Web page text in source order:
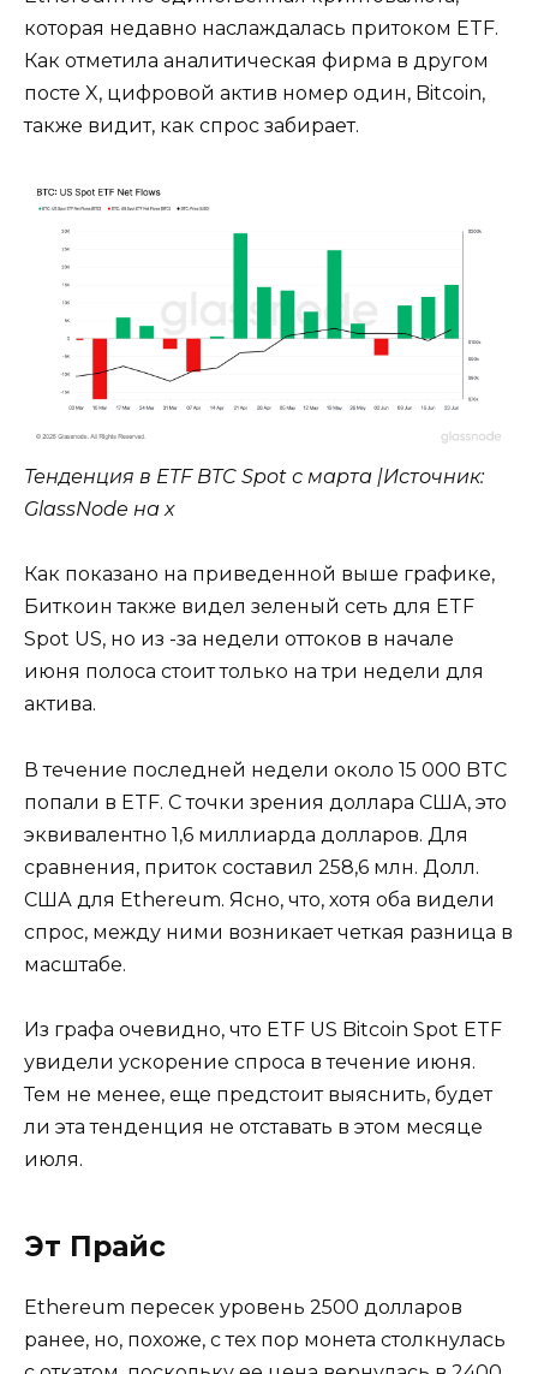
которая недавно наслаждалась притоком ETF.
Как отметила аналитическая фирма в другом
посте X, цифровой актив номер один, Bitcoin,
также видит, как спрос забирает.
Тенденция в ETF BTC Spot с марта |Источник:
GlassNode на x
Как показано на приведенной выше графике,
Биткоин также видел зеленый сеть для ETF
Spot US, но из -за недели оттоков в начале
июня полоса стоит только на три недели для
актива.
В течение последней недели около 15 000 BTC
попали в ETF. С точки зрения доллара США, это
эквивалентно 1,6 миллиарда долларов. Для
сравнения, приток составил 258,6 млн. Долл.
США для Ethereum. Ясно, что, хотя оба видели
спрос, между ними возникает четкая разница в
масштабе.
Из графа очевидно, что ETF US Bitcoin Spot ETF
увидели ускорение спроса в течение июня.
Тем не менее, еще предстоит выяснить, будет
ли эта тенденция не отставать в этом месяце
июля.
Эт Прайс
Ethereum пересек уровень 2500 долларов
ранее, но, похоже, с тех пор монета столкнулась